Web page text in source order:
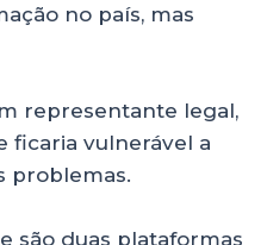
no país, mas
representante legal,
ficaria vulnerável a
problemas.
são duas plataformas